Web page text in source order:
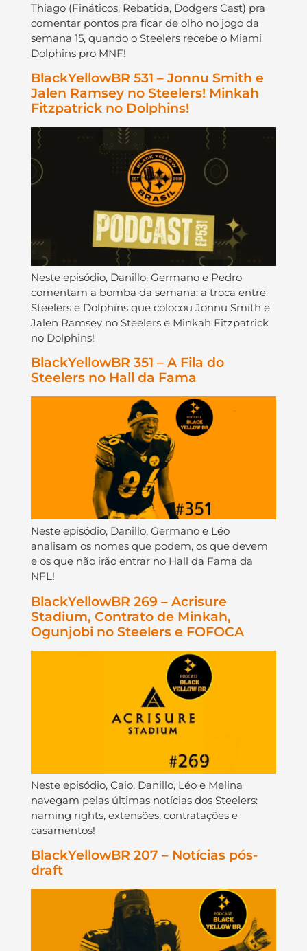
Thiago (Fináticos, Rebatida, Dodgers Cast) pra
comentar pontos pra ficar de olho no jogo da
semana 15, quando o Steelers recebe o Miami
Dolphins pro MNF!
BlackYellowBR 531 – Jonnu Smith e
Jalen Ramsey no Steelers! Minkah
Fitzpatrick no Dolphins!
Neste episódio, Danillo, Germano e Pedro
comentam a bomba da semana: a troca entre
Steelers e Dolphins que colocou Jonnu Smith e
Jalen Ramsey no Steelers e Minkah Fitzpatrick
no Dolphins!
BlackYellowBR 351 – A Fila do
Steelers no Hall da Fama
Neste episódio, Danillo, Germano e Léo
analisam os nomes que podem, os que devem
e os que não irão entrar no Hall da Fama da
NFL!
BlackYellowBR 269 – Acrisure
Stadium, Contrato de Minkah,
Ogunjobi no Steelers e FOFOCA
Neste episódio, Caio, Danillo, Léo e Melina
navegam pelas últimas notícias dos Steelers:
naming rights, extensões, contratações e
casamentos!
BlackYellowBR 207 – Notícias pós-
draft